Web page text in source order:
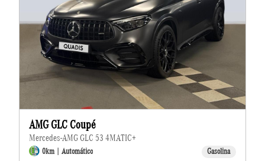
AMG GLC Coupé
Mercedes-AMG GLC 53 4MATIC+
0km | Automático Gasolina